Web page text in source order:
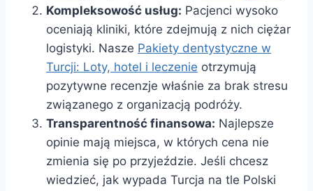
Kompleksowość usług: Pacjenci wysoko
oceniają kliniki, które zdejmują z nich ciężar
logistyki. Nasze Pakiety dentystyczne w
Turcji: Loty, hotel i leczenie otrzymują
pozytywne recenzje właśnie za brak stresu
związanego z organizacją podróży.
Transparentność finansowa: Najlepsze
opinie mają miejsca, w których cena nie
zmienia się po przyjeździe. Jeśli chcesz
wiedzieć, jak wypada Turcja na tle Polski